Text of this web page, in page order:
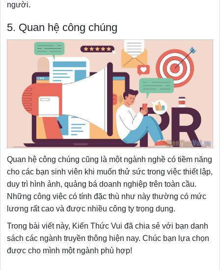
người.
5. Quan hệ công chúng
Quan hệ công chúng cũng là một ngành nghề có tiềm năng
cho các bạn sinh viên khi muốn thử sức trong việc thiết lập,
duy trì hình ảnh, quảng bá doanh nghiệp trên toàn cầu.
Những công việc có tính đặc thù như này thường có mức
lương rất cao và được nhiều công ty trọng dụng.
Trong bài viết này, Kiến Thức Vui đã chia sẻ với bạn danh
sách các ngành truyền thông hiện nay. Chúc bạn lựa chọn
được cho mình một ngành phù hợp!